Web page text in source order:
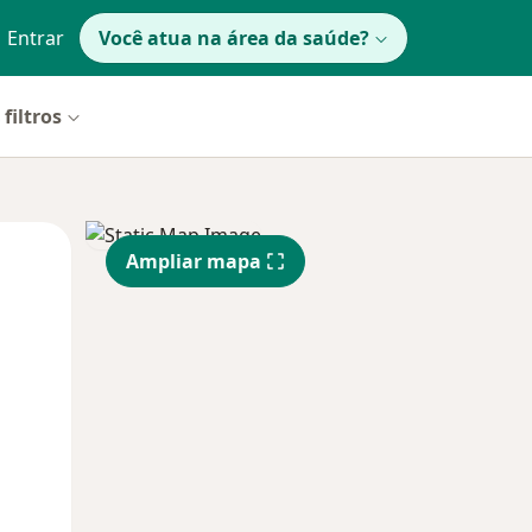
Entrar Você atua na área da saúde?
filtros
Sex,
14 Ago
Sáb,
15 Ago
Ampliar mapa